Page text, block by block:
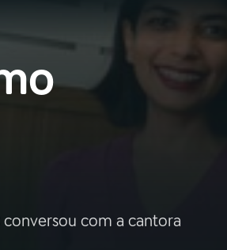
conversou com a cantora